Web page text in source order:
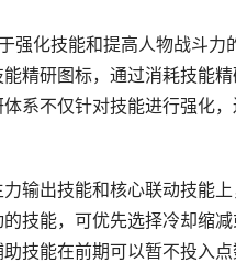
强化技能和提高人物战斗力
精研图标，通过消耗技能
系不仅针对技能进行强化
输出技能和核心联动技能
技能，可优先选择冷却缩
技能在前期可以暂不投入